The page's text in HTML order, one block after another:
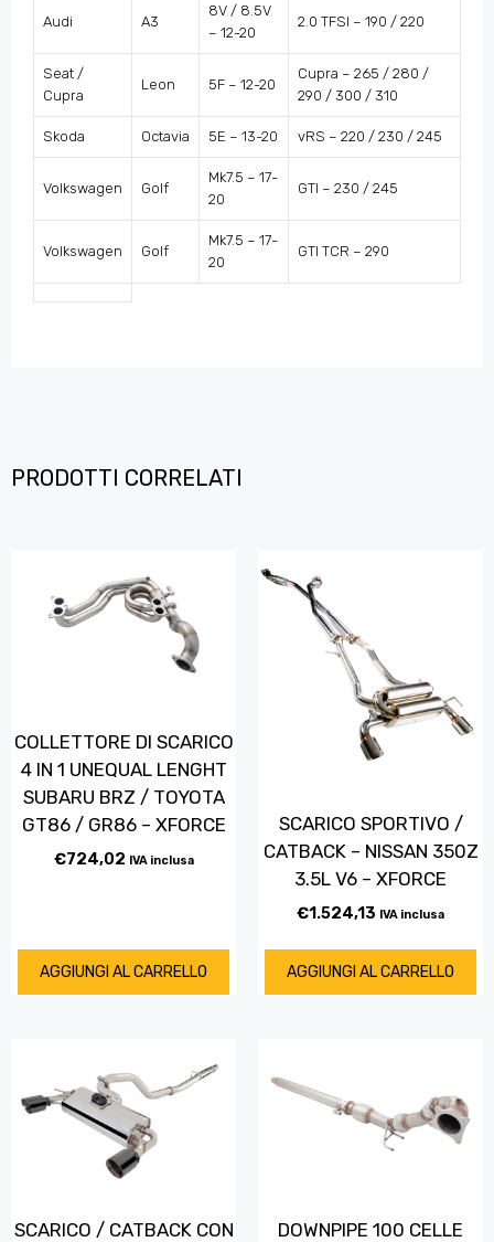
Audi A3
8V / 8.5V
– 12-20
2.0 TFSI – 190 / 220
Seat /
Cupra
Leon 5F – 12-20
Cupra – 265 / 280 /
290 / 300 / 310
Skoda Octavia 5E – 13-20 vRS – 220 / 230 / 245
Volkswagen Golf
Mk7.5 – 17-
20
GTI – 230 / 245
Volkswagen Golf
Mk7.5 – 17-
20
GTI TCR – 290
PRODOTTI CORRELATI
COLLETTORE DI SCARICO
4 IN 1 UNEQUAL LENGHT
SUBARU BRZ / TOYOTA
GT86 / GR86 – XFORCE
€724,02 IVA inclusa
AGGIUNGI AL CARRELLO
SCARICO SPORTIVO /
CATBACK – NISSAN 350Z
3.5L V6 – XFORCE
€1.524,13 IVA inclusa
AGGIUNGI AL CARRELLO
SCARICO / CATBACK CON DOWNPIPE 100 CELLE